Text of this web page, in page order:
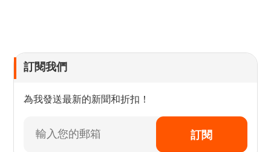
訂閱我們
為我發送最新的新聞和折扣！
訂閱